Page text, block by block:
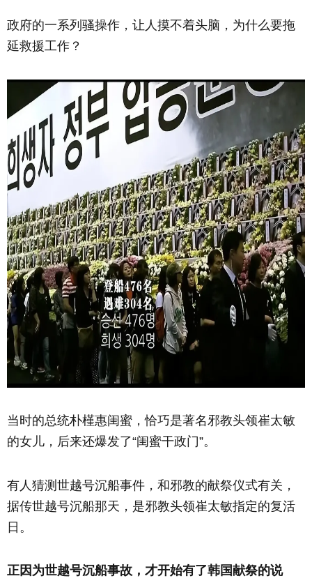
政府的一系列骚操作，让人摸不着头脑，为什么要拖
延救援工作？
当时的总统朴槿惠闺蜜，恰巧是著名邪教头领崔太敏
的女儿，后来还爆发了“闺蜜干政门”。
有人猜测世越号沉船事件，和邪教的献祭仪式有关，
据传世越号沉船那天，是邪教头领崔太敏指定的复活
日。
正因为世越号沉船事故，才开始有了韩国献祭的说